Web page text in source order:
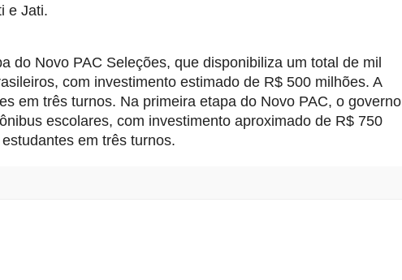
e Jati.
do Novo PAC Seleções, que disponibiliza um total de mil
com investimento estimado de R$ 500 milhões. A
em três turnos. Na primeira etapa do Novo PAC, o governo
escolares, com investimento aproximado de R$ 750
em três turnos.